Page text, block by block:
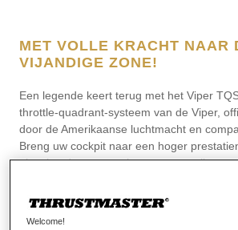
MET VOLLE KRACHT NAAR
VIJANDIGE ZONE!
Een legende keert terug met het Viper
throttle-quadrant-systeem van de Viper,
door de Amerikaanse luchtmacht en
Breng uw cockpit naar een hoger
uitstekende ergonomie met een replica op
iconische bedieningsschakelaars. Het
Welcome!